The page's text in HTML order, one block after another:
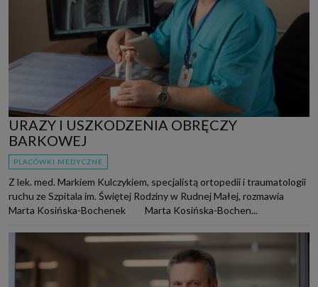
URAZY I USZKODZENIA OBRĘCZY
BARKOWEJ
PLACÓWKI MEDYCZNE
Z lek. med. Markiem Kulczykiem, specjalistą ortopedii i traumatologii
ruchu ze Szpitala im. Świętej Rodziny w Rudnej Małej, rozmawia
Marta Kosińska-Bochenek Marta Kosińska-Bochen...